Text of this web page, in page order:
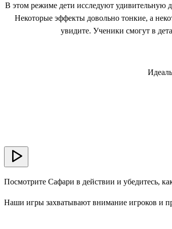
В этом режиме дети исследуют удивительную
Некоторые эффекты довольно тонкие, а
увидите. Ученики смогут в
Посмотрите Сафари в действии и убедитесь,
Наши игры захватывают внимание игроков и